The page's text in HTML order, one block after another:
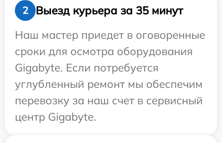
2
Выезд курьера за 35 минут
Наш мастер приедет в оговоренные
сроки для осмотра оборудования
Gigabyte. Если потребуется
углубленный ремонт мы обеспечим
перевозку за наш счет в сервисный
центр Gigabyte.